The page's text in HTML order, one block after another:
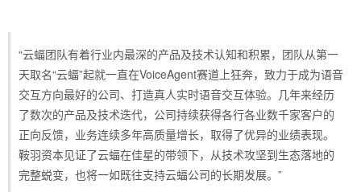
“云蝠团队有着行业内最深的产品及技术认知和积累，团队从第一
天取名“云蝠”起就一直在VoiceAgent赛道上狂奔，致力于成为语音
交互方向最好的公司、打造真人实时语音交互体验。几年来经历
了数次的产品及技术迭代，公司持续获得各行各业数千家客户的
正向反馈，业务连续多年高质量增长，取得了优异的业绩表现。
鞍羽资本见证了云蝠在佳星的带领下，从技术攻坚到生态落地的
完整蜕变，也将一如既往支持云蝠公司的长期发展。”